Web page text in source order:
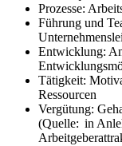
Prozesse:
Führung und
Entwicklung:
Tätigkeit:
Ressourcen
Vergütung:
(Quelle: in